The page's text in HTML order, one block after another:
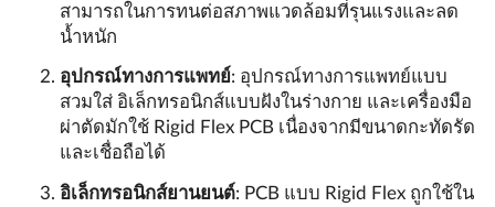
สามารถในการทนต่อสภาพแวดล้อมที่รุนแรงและลด
น้ำหนัก
อุปกรณ์ทางการแพทย์: อุปกรณ์ทางการแพทย์แบบ
สวมใส่ อิเล็กทรอนิกส์แบบฝังในร่างกาย และเครื่องมือ
ผ่าตัดมักใช้ Rigid Flex PCB เนื่องจากมีขนาดกะทัดรัด
และเชื่อถือได้
อิเล็กทรอนิกส์ยานยนต์: PCB แบบ Rigid Flex ถูกใช้ใน